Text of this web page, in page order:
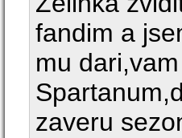
fandim a
mu
zaveru